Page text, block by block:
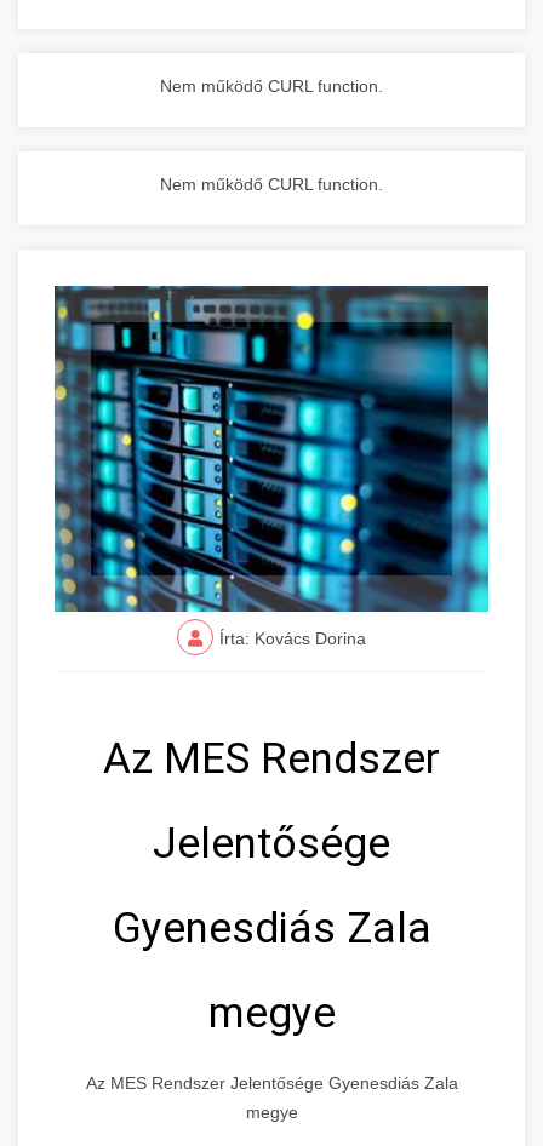
Nem működő CURL function.
Nem működő CURL function.
Írta: Kovács Dorina
Az MES Rendszer
Jelentősége
Gyenesdiás Zala
megye
Az MES Rendszer Jelentősége Gyenesdiás Zala
megye